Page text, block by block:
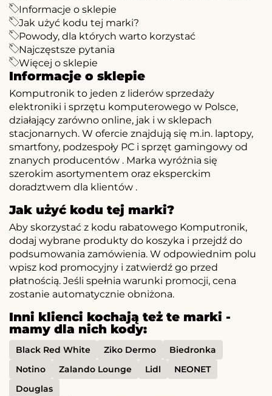
Informacje o sklepie
Jak użyć kodu tej marki?
Powody, dla których warto korzystać
Najczęstsze pytania
Więcej o sklepie
Informacje o sklepie
Komputronik to jeden z liderów sprzedaży
elektroniki i sprzętu komputerowego w Polsce,
działający zarówno online, jak i w sklepach
stacjonarnych. W ofercie znajdują się m.in. laptopy,
smartfony, podzespoły PC i sprzęt gamingowy od
znanych producentów . Marka wyróżnia się
szerokim asortymentem oraz eksperckim
doradztwem dla klientów .
Jak użyć kodu tej marki?
Aby skorzystać z kodu rabatowego Komputronik,
dodaj wybrane produkty do koszyka i przejdź do
podsumowania zamówienia. W odpowiednim polu
wpisz kod promocyjny i zatwierdź go przed
płatnością. Jeśli spełnia warunki promocji, cena
zostanie automatycznie obniżona.
Inni klienci kochają też te marki -
mamy dla nich kody:
Black Red White Ziko Dermo
Biedronka
Notino
Zalando Lounge Lidl
NEONET
Douglas